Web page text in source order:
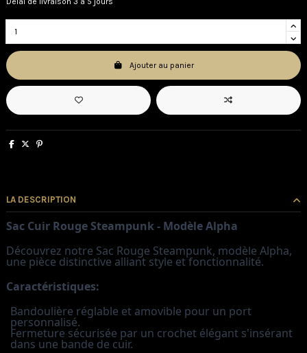
Ajouter au panier
LA DESCRIPTION
Sac Cuir Rouge Steampunk - Modèle Alpha
Découvrez notre Sac Rouge Steampunk, modèle Alpha,
une pièce distinctive alliant style et fonctionnalité.
Caractéristiques:
Bandoulière réglable et amovible pour un port
personnalisé.
Fermeture sécurisée par un crochet élégant s'insérant
dans une bande de cuir.